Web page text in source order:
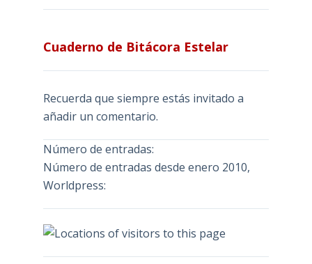
Cuaderno de Bitácora Estelar
Recuerda que siempre estás invitado a
añadir un comentario.
Número de entradas:
Número de entradas desde enero 2010,
Worldpress: